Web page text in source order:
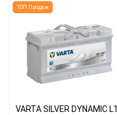
ТОП Продаж
VARTA SILVER DYNAMIC L1